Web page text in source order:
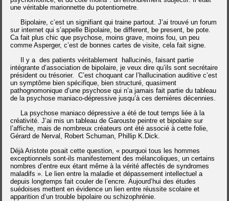
une véritable marionnette du potentiometre.
Bipolaire, c’est un signifiant qui traine partout. J’ai trouvé un forum
sur internet qui s’appelle Bipolaire, be different, be present, be pote.
Ca fait plus chic que psychose, moins grave, moins fou, un peu
comme Asperger, c’est de bonnes cartes de visite, cela fait signe.
Il y a des patients véritablement hallucinés, faisant partie
intégrante d’association de bipolaire, je veux dire qu’ils sont secrétaire
président ou trésorier. C’est choquant car l’hallucination auditive c’est
un symptôme bien spécifique, bien structuré, quasiment
pathognomonique d’une psychose qui n’a jamais fait partie du tableau
de la psychose maniaco-dépressive jusqu’à ces dernières décennies.
La psychose maniaco dépressive a été de tout temps liée à la
créativité. J’ai mis un tableau de Garouste peintre et bipolaire sur
l’affiche, mais de nombreux créateurs ont été associé à cette folie,
Gérard de Nerval, Robert Schuman, Phillip K.Dick.
Déjà Aristote posait cette question, « pourquoi tous les hommes
exceptionnels sont-ils manifestement des mélancoliques, un certains
nombres d’entre eux étant même à la vérité affectés de syndromes
maladifs ».
Le lien entre la maladie et dépassement intellectuel a
depuis longtemps fait couler de l’encre.Aujourd’hui des études
suédoises mettent en évidence un lien entre réussite scolaire et
apparition d’un trouble bipolaire ou schizophrénie.